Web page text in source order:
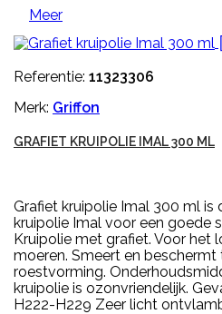
Meer
Referentie: 11323306
Merk: Griffon
GRAFIET KRUIPOLIE IMAL 300 ML
Grafiet kruipolie Imal 300 ml is
kruipolie Imal voor een goede
Kruipolie met grafiet. Voor het
moeren. Smeert en beschermt
roestvorming.
kruipolie is ozonvriendelijk.
H222-H229 Zeer licht